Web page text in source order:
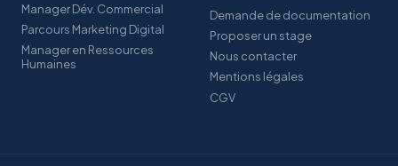
Manager Dév. Commercial
Parcours Marketing Digital
Manager en Ressources
Humaines
Demande de documentation
Proposer un stage
Nous contacter
Mentions légales
CGV